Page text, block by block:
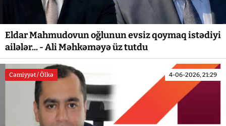
Eldar Mahmudovun oğlunun evsiz qoymaq istədiyi
ailələr... - Ali Məhkəməyə üz tutdu
Cəmiyyət / Ölkə 4-06-2026, 21:29